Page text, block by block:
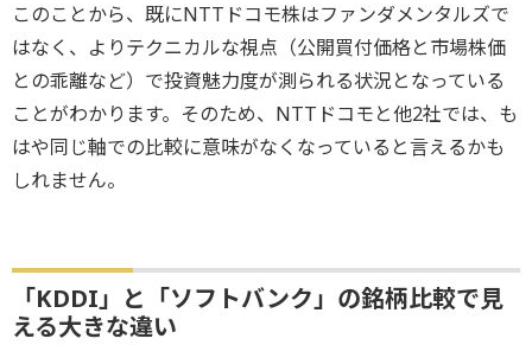
このことから、既にNTTドコモ株はファンダメンタルズで
はなく、よりテクニカルな視点（公開買付価格と市場株価
との乖離など）で投資魅力度が測られる状況となっている
ことがわかります。そのため、NTTドコモと他2社では、も
はや同じ軸での比較に意味がなくなっていると言えるかも
しれません。
「KDDI」と「ソフトバンク」の銘柄比較で見
える大きな違い